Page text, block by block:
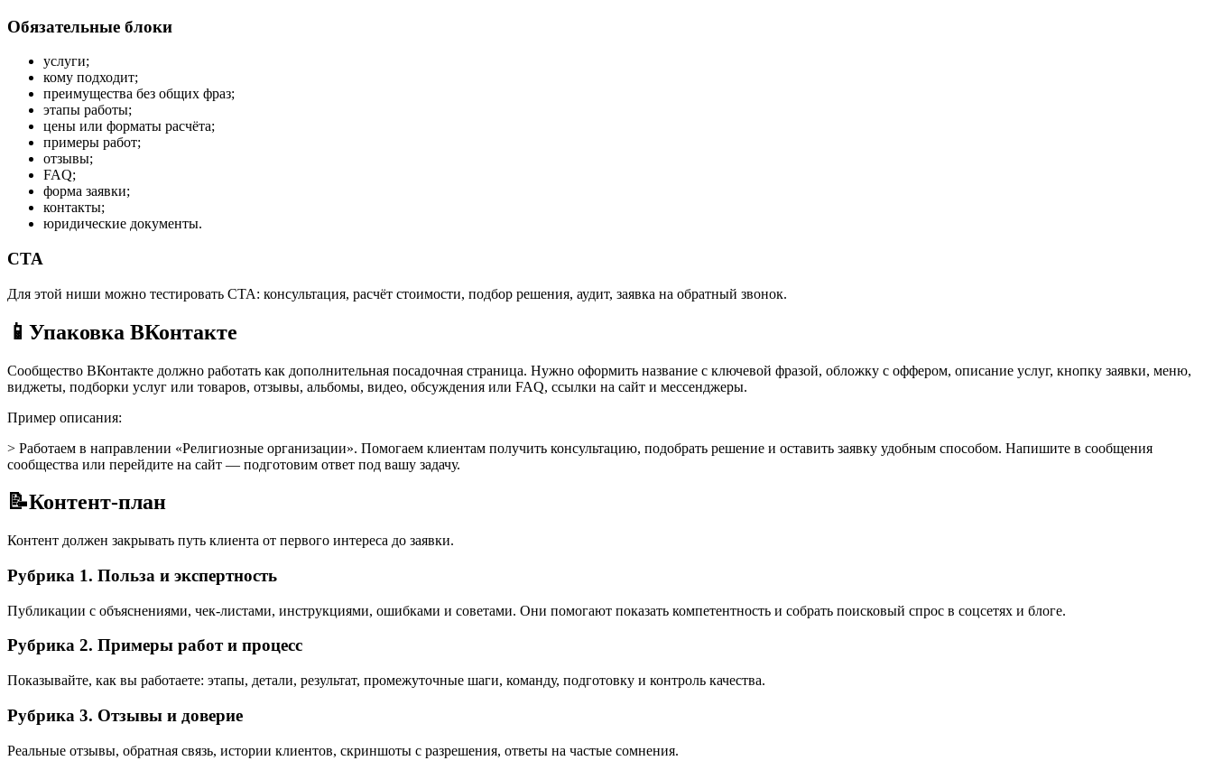
Обязательные блоки
услуги;
кому подходит;
преимущества без общих фраз;
этапы работы;
цены или форматы расчёта;
примеры работ;
отзывы;
FAQ;
форма заявки;
контакты;
юридические документы.
CTA
Для этой ниши можно тестировать CTA: консультация, расчёт стоимости, подбор решения, аудит, заявка на обратный звонок.
📱 Упаковка ВКонтакте
Сообщество ВКонтакте должно работать как дополнительная посадочная страница. Нужно оформить название с ключевой фразой, обложку с оффером, описание услуг, кнопку заявки, меню,
виджеты, подборки услуг или товаров, отзывы, альбомы, видео, обсуждения или FAQ, ссылки на сайт и мессенджеры.
Пример описания:
> Работаем в направлении «Религиозные организации». Помогаем клиентам получить консультацию, подобрать решение и оставить заявку удобным способом. Напишите в сообщения
сообщества или перейдите на сайт — подготовим ответ под вашу задачу.
📝Контент-план
Контент должен закрывать путь клиента от первого интереса до заявки.
Рубрика 1. Польза и экспертность
Публикации с объяснениями, чек-листами, инструкциями, ошибками и советами. Они помогают показать компетентность и собрать поисковый спрос в соцсетях и блоге.
Рубрика 2. Примеры работ и процесс
Показывайте, как вы работаете: этапы, детали, результат, промежуточные шаги, команду, подготовку и контроль качества.
Рубрика 3. Отзывы и доверие
Реальные отзывы, обратная связь, истории клиентов, скриншоты с разрешения, ответы на частые сомнения.